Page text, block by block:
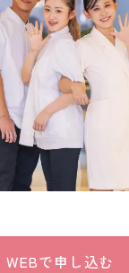
WEBで申し込む